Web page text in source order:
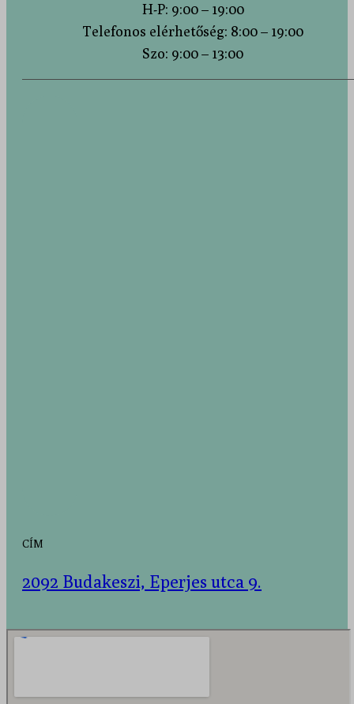
H-P: 9:00 – 19:00
Telefonos elérhetőség: 8:00 – 19:00
Szo: 9:00 – 13:00
CÍM
2092 Budakeszi, Eperjes utca 9.